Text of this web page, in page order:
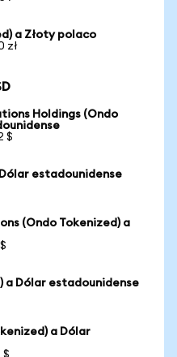
a Złoty polaco
zł
Holdings (Ondo
$
estadounidense
(Ondo Tokenized) a
a Dólar estadounidense
a Dólar
$